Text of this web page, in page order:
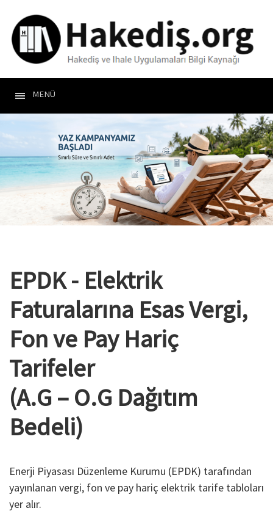
T
G
A
V
I
G
A
O
MENÜ
EPDK - Elektrik
Faturalarına Esas Vergi,
Fon ve Pay Hariç
Tarifeler
(A.G – O.G Dağıtım
Bedeli)
Enerji Piyasası Düzenleme Kurumu (EPDK) tarafından
yayınlanan vergi, fon ve pay hariç elektrik tarife tabloları
yer alır.